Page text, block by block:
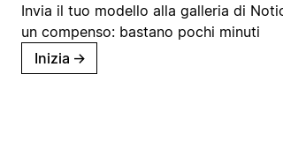
Invia il tuo modello alla galleria di
un compenso: bastano pochi minuti
Inizia →